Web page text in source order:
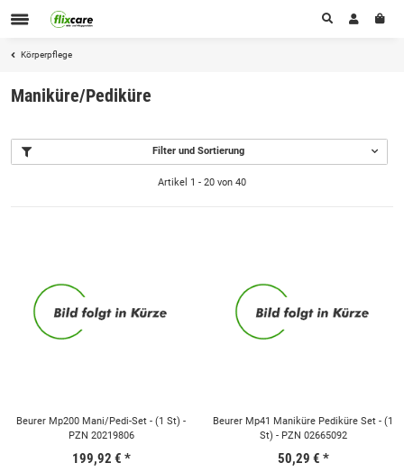
Körperpflege
Maniküre/Pediküre
Filter und Sortierung
Artikel 1 - 20 von 40
Beurer Mp200 Mani/Pedi-Set - (1 St) -
PZN 20219806
199,92 € *
Beurer Mp41 Maniküre Pediküre Set - (1
St) - PZN 02665092
50,29 € *